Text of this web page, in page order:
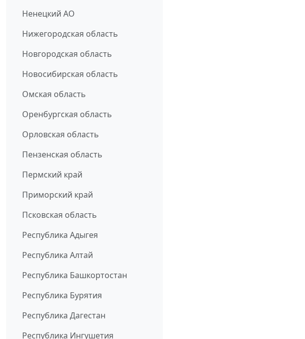
Ненецкий АО
Нижегородская область
Новгородская область
Новосибирская область
Омская область
Оренбургская область
Орловская область
Пензенская область
Пермский край
Приморский край
Псковская область
Республика Адыгея
Республика Алтай
Республика Башкортостан
Республика Бурятия
Республика Дагестан
Республика Ингушетия